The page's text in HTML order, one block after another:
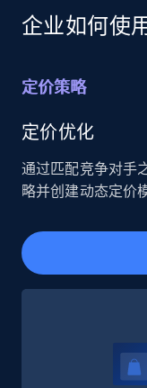
企业如何使
定价策略
定价优化
通过匹配竞争对手
略并创建动态定价